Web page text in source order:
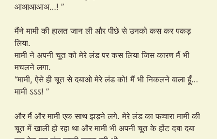
आआआआअ…! ”
मैंने मामी की हालत जान ली और पीछे से उनको कस कर पकड़
लिया.
मामी ने अपनी चूत को मेरे लंड पर कस लिया जिस कारण मैं भी
मचलने लगा.
“मामी, ऐसे ही चूत से दबाओ मेरे लंड को! मैं भी निकलने वाला हूँ…
मामी ऽऽऽ! ”
और मैं और मामी एक साथ झड़ने लगे. मेरे लंड का फव्वारा मामी की
चूत में खाली हो रहा था और मामी भी अपनी चूत के होंट दबा दबा